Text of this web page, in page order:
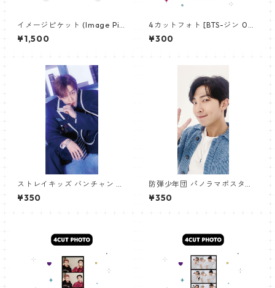
イメージピケット (Image Pic
ket) うちわ - ジョングク (JU
NGKOOK_19)
¥1,500
4カットフォト [BTS-ジン 02]
4CUT PHOTO BTS-JIN 02
¥300
ストレイキッズ バンチャン パ
ノラマポスター (Stray Kids B
angchan Poster) 700*330
¥350
防弾少年団 パノラマポスター
(BTS Poster) 700*330mm
【アールエム RM-14】
¥350